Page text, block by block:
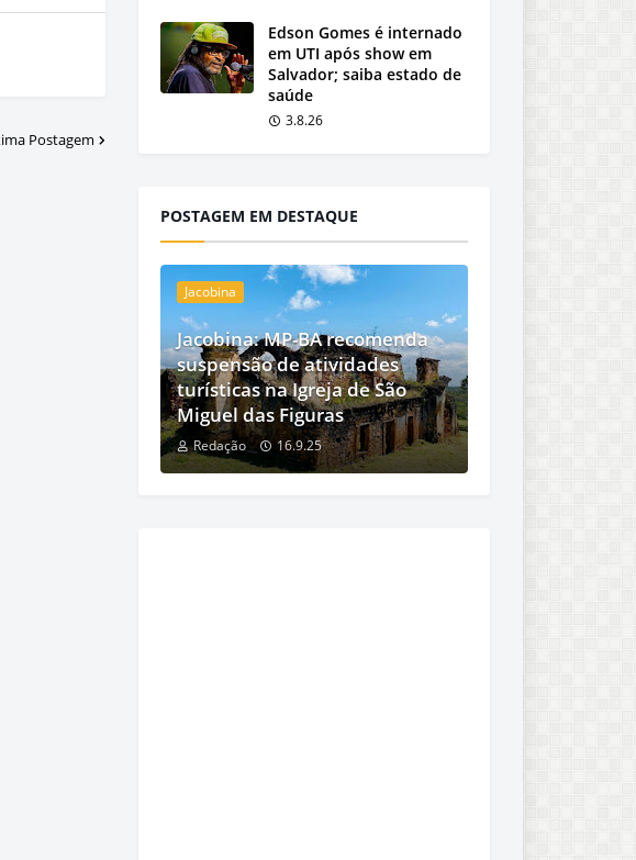
Postagem
Edson Gomes é internado
em UTI após show em
Salvador; saiba estado de
saúde
3.8.26
POSTAGEM EM DESTAQUE
Jacobina
Jacobina: MP-BA recomenda
suspensão de atividades
turísticas na Igreja de São
Miguel das Figuras
Redação 16.9.25